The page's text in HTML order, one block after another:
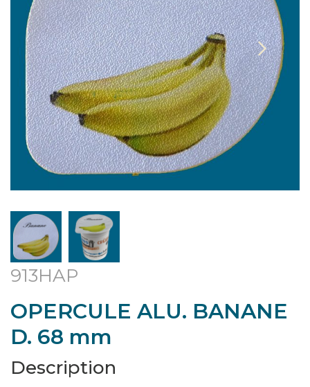
913HAP
OPERCULE ALU. BANANE
D. 68 mm
Description